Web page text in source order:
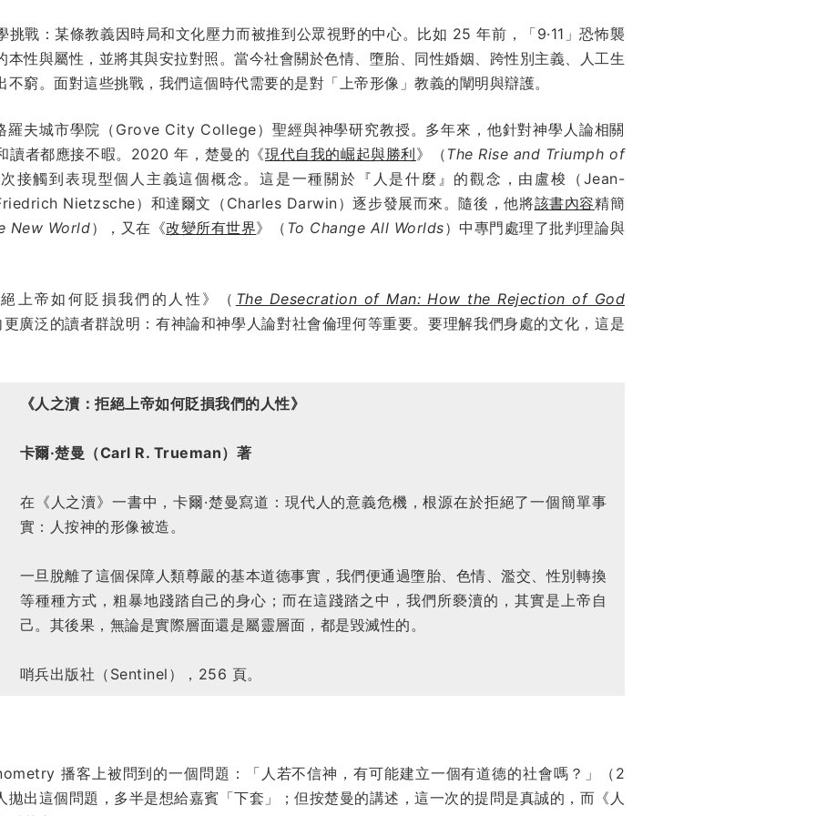
挑戰：某條教義因時局和文化壓力而被推到公眾視野的中心。比如 25 年前，「9·11」恐怖襲
本性與屬性，並將其與安拉對照。當今社會關於色情、墮胎、同性婚姻、跨性別主義、人工生
窮。 面對這些挑戰， 我們這個時代需要的是對「上帝形像」教義的闡明與辯護。
羅夫城市學院（Grove City College）聖經與神學研究教授。多年來，他針對神學人論相關
讀者都應接不暇。2020 年，楚曼的《現代自我的崛起與勝利》（The Rise and Triumph of
接觸到表現型個人主義這個概念。這是一種關於『人是什麼』的觀念，由盧梭（Jean-
Nietzsche）和達爾文（Charles Darwin）逐步發展而來。隨後，他將該書內容精簡
New World），又在《改變所有世界》（ To Change All Worlds）中專門處理了批判理論與
上帝如何貶損我們的人性》（ The Desecration of Man: How the Rejection of God
更廣泛的讀者群說明：有神論和神學人論對社會倫理何等重要。要理解我們身處的文化，這是
《人之瀆：拒絕上帝如何貶損我們的人性》
卡爾·楚曼（Carl R. Trueman）著
在《人之瀆》一書中，卡爾·楚曼寫道：現代人的意義危機，根源在於拒絕了一個簡單事
實：人按神的形像被造。
一旦脫離了這個保障人類尊嚴的基本道德事實，我們便通過墮胎、色情、濫交、性別轉換
等種種方式，粗暴地踐踏自己的身心；而在這踐踏之中，我們所褻瀆的，其實是上帝自
己。其後果，無論是實際層面還是屬靈層面，都是毀滅性的。
哨兵出版社（Sentinel），256 頁。
播客上被問到的一個問題：「人若不信神，有可能建立一個有道德的社會嗎？」（2
出這個問題，多半是想給嘉賓「下套」；但按楚曼的講述，這一次的提問是真誠的，而《人